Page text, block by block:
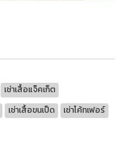
เช่าเสื้อแจ็คเก็ต
เช่าเสื้อขนเป็ด
เช่าโค้ทเฟอร์